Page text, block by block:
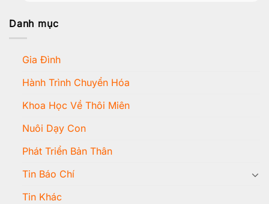
Danh mục
Gia Đình
Hành Trình Chuyển Hóa
Khoa Học Về Thôi Miên
Nuôi Dạy Con
Phát Triển Bản Thân
Tin Báo Chí
Tin Khác